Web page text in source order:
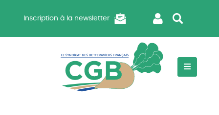
Inscription à la newsletter